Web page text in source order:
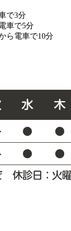
で3分
車で5分
ら電車で10分